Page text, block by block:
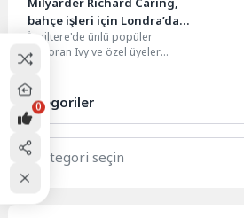
bahçe işleri için Londra’da
ana yolu kapattı
İngiltere'de ünlü popüler
restoran Ivy ve özel üyeler
kulübü Annabel's'in sahibi
Richard Caring, 40 milyon...
Kategoriler
Kategoriler
0